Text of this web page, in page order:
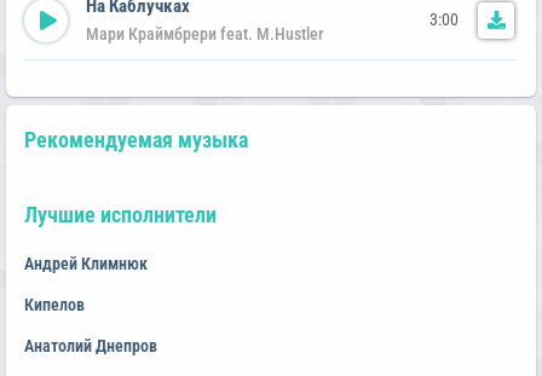
На Каблучках
Мари Краймбрери feat. M.Hustler
3:00
Рекомендуемая музыка
Лучшие исполнители
Андрей Климнюк
Кипелов
Анатолий Днепров